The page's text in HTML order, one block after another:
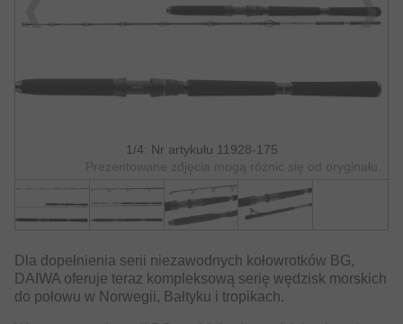
1/4: Nr artykułu 11928-175
Prezentowane zdjęcia mogą różnić się od oryginału.
Dla dopełnienia serii niezawodnych kołowrotków BG,
DAIWA oferuje teraz kompleksową serię wędzisk morskich
do połowu w Norwegii, Bałtyku i tropikach.